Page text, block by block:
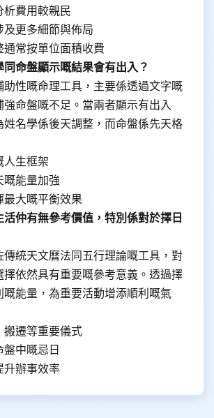
費用較親民
更多細節與佈局
常按單位面積收費
命盤顯示嘅結果會有出入？
性嘅命理工具，主要係透過文字嘅
命盤嘅不足。當兩者顯示有出入
姓名學係後天調整，而命盤係先天格
人生框架
能量加強
大嘅平衡效果
仲有無參考價值，特別係對於擇日
傳統天文曆法同五行理論嘅工具，對
依然具有重要嘅參考意義。透過擇
嘅能量，為重要活動增添順利嘅氣
遷等重要儀式
中嘅忌日
升辦事效率